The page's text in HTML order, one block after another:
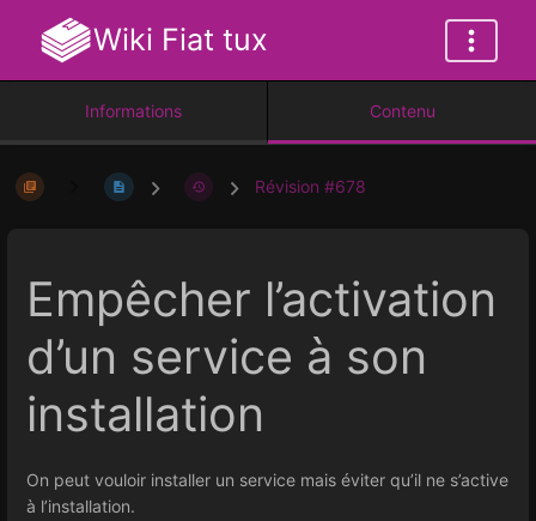
Wiki Fiat tux
Informations Contenu
Révision #678
Empêcher l’activation
d’un service à son
installation
On peut vouloir installer un service mais éviter qu’il ne s’active
à l’installation.